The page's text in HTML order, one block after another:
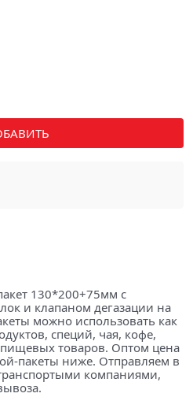
130*200+75мм с
и клапаном дегазации на
можно использовать как
специй, чая, кофе,
товаров. Оптом цена
пакеты ниже. Отправляем в
компаниями,